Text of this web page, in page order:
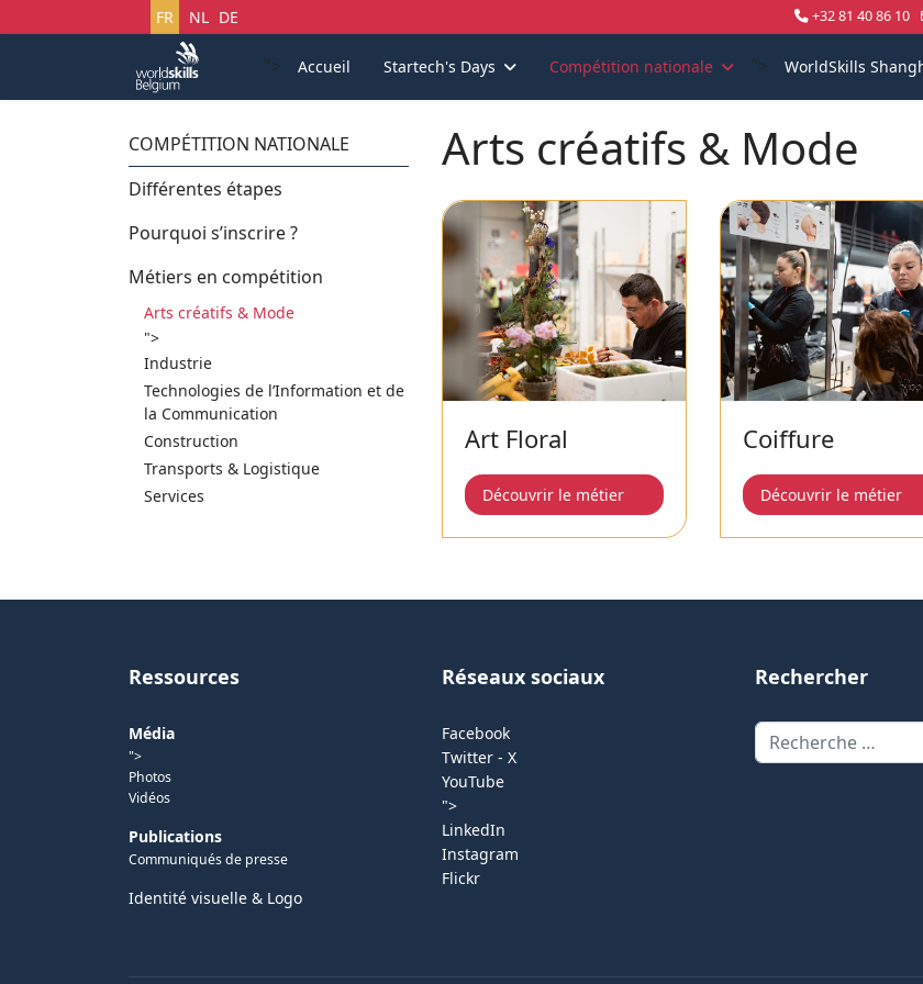
Sélectionnez votre langue
FR NL DE +32 81 40 86 10
"> Accueil Startech's Days Compétition nationale "> WorldSkills
COMPÉTITION NATIONALE
Différentes étapes
Pourquoi s’inscrire ?
Métiers en compétition
Arts créatifs & Mode
">
Industrie
Technologies de l’Information et de
la Communication
Construction
Transports & Logistique
Services
Arts créatifs & Mode
Art Floral
Découvrir le métier
Coiffure
Découvrir le métier
Ressources
Média
">
Photos
Vidéos
Publications
Communiqués de presse
Identité visuelle & Logo
Réseaux sociaux
Facebook
Twitter - X
YouTube
">
LinkedIn
Instagram
Flickr
Rechercher
Rechercher